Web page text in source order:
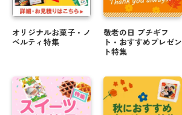
オリジナルお菓子・ノ
ベルティ特集
敬老の日 プチギフ
ト・おすすめプレゼン
ト特集